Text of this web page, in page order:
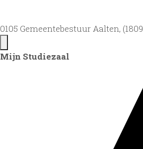
0105 Gemeentebestuur Aalten,
Mijn Studiezaal